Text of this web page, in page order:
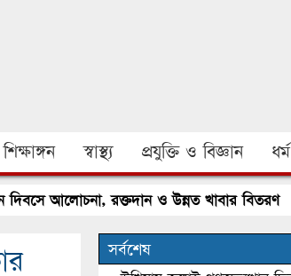
শিক্ষাঙ্গন স্বাস্থ্য প্রযুক্তি ও বিজ্ঞান ধর্ম
আলোচনা, রক্তদান ও উন্নত খাবার বিতরণ●
সর্বশেষ